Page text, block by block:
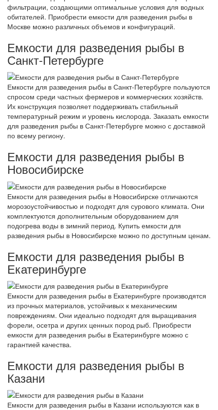
фильтрации, создающими оптимальные условия для водных
обитателей. Приобрести емкости для разведения рыбы в
Москве можно различных объемов и конфигураций.
Емкости для разведения рыбы в
Санкт-Петербурге
Емкости для разведения рыбы в Санкт-Петербурге пользуются
спросом среди частных фермеров и коммерческих хозяйств.
Их конструкция позволяет поддерживать стабильный
температурный режим и уровень кислорода. Заказать емкости
для разведения рыбы в Санкт-Петербурге можно с доставкой
по всему региону.
Емкости для разведения рыбы в
Новосибирске
Емкости для разведения рыбы в Новосибирске отличаются
морозоустойчивостью и подходят для сурового климата. Они
комплектуются дополнительным оборудованием для
подогрева воды в зимний период. Купить емкости для
разведения рыбы в Новосибирске можно по доступным ценам.
Емкости для разведения рыбы в
Екатеринбурге
Емкости для разведения рыбы в Екатеринбурге производятся
из прочных материалов, устойчивых к механическим
повреждениям. Они идеально подходят для выращивания
форели, осетра и других ценных пород рыб. Приобрести
емкости для разведения рыбы в Екатеринбурге можно с
гарантией качества.
Емкости для разведения рыбы в
Казани
Емкости для разведения рыбы в Казани используются как в